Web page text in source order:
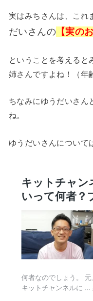
実はみちさんは、これ
だいさんの 【実の
ということを考えると
姉さんですよね！（年
ちなみにゆうだいさん
ね。
ゆうだいさんについて